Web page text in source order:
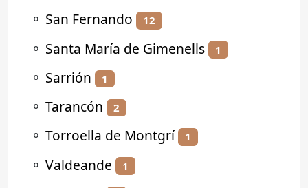
⚬ San Fernando 12
⚬ Santa María de Gimenells 1
⚬ Sarrión 1
⚬ Tarancón 2
⚬ Torroella de Montgrí 1
⚬ Valdeande 1